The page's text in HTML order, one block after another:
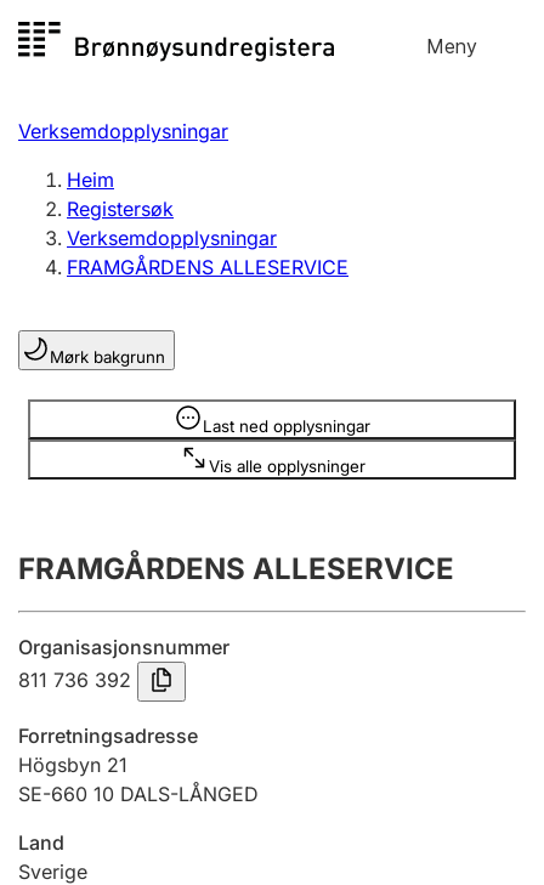
til
Meny
Registersøk
Aksjeselskap
Enkeltpersonføretak
Registrere, endre, slette
Lag og foreining
Registrere, endre, slette
Årsrekneskap
Innsending og forseinkingsgebyr
Tinglysing
Jeger
Verksemdopplysningar
Heim
Registersøk
Verksemdopplysningar
FRAMGÅRDENS ALLESERVICE
Mørk bakgrunn
Last ned opplysningar
Vis alle opplysninger
Opplysninger er skjult
FRAMGÅRDENS ALLESERVICE
Organisasjonsnummer
811 736 392
Forretningsadresse
Högsbyn 21
SE-660 10 DALS-LÅNGED
Land
Sverige